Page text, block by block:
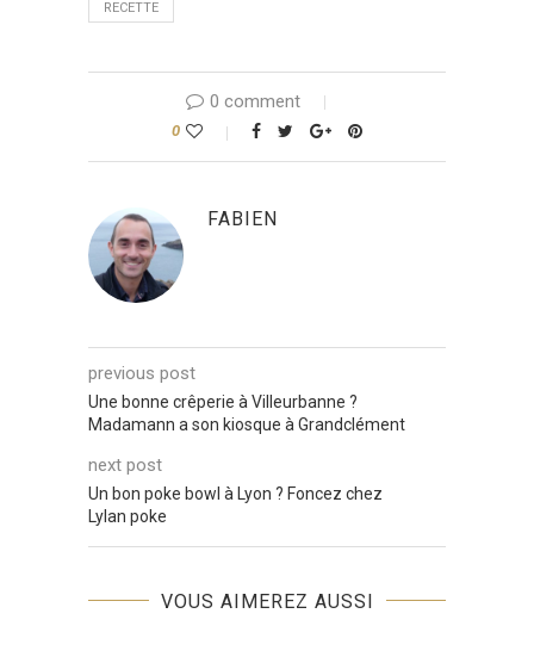
RECETTE
0 comment
0
FABIEN
previous post
Une bonne crêperie à Villeurbanne ?
Madamann a son kiosque à Grandclément
next post
Un bon poke bowl à Lyon ? Foncez chez
Lylan poke
VOUS AIMEREZ AUSSI